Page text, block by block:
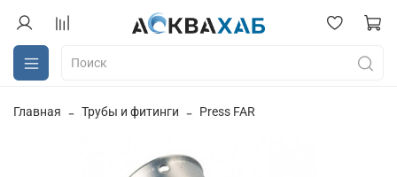
Главная Трубы и фитинги Press FAR